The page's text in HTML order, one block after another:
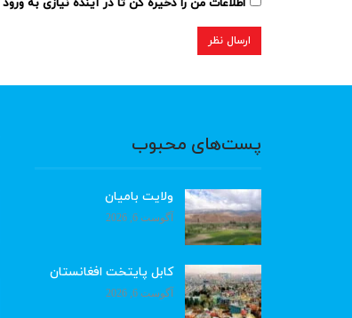
اطلاعات من را ذخیره کن تا در آینده نیازی به
پست‌های محبوب
ولایت بامیان
آگوست 6, 2026
کابل پایتخت افغانستان
آگوست 6, 2026